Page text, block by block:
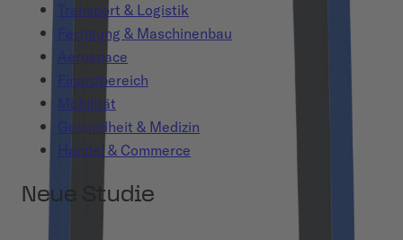
Transport & Logistik
Fertigung & Maschinenbau
Aerospace
Finanzbereich
Mobilität
Gesundheit & Medizin
Handel & Commerce
Neue Studie